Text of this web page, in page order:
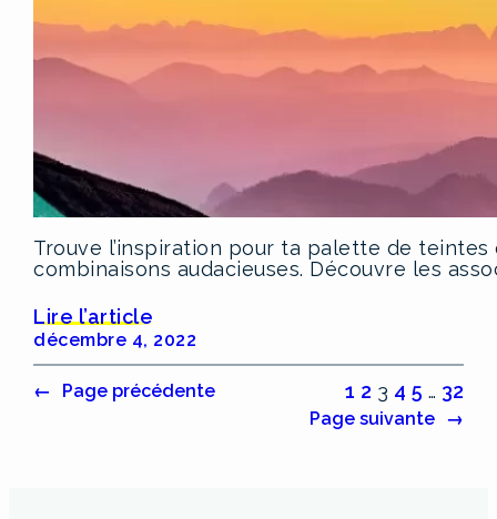
Trouve l’inspiration pour ta palette de teintes
combinaisons audacieuses. Découvre les
Lire l’article
décembre 4, 2022
← Page précédente 1 2 3 4 5 … 32
Page suivante →